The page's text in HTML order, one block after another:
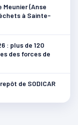
Meunier (Anse
à Sainte-
: plus de 120
des forces de
de SODICAR